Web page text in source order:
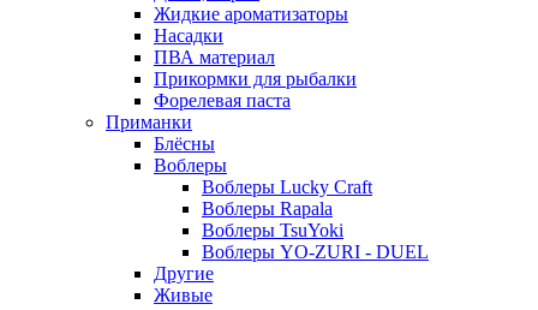
Жидкие ароматизаторы
Насадки
ПВА материал
Прикормки для рыбалки
Форелевая паста
Приманки
Блёсны
Воблеры
Воблеры Lucky Craft
Воблеры Rapala
Воблеры TsuYoki
Воблеры YO-ZURI - DUEL
Другие
Живые